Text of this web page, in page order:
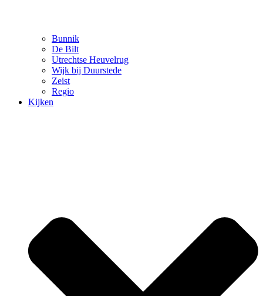
Bunnik
De Bilt
Utrechtse Heuvelrug
Wijk bij Duurstede
Zeist
Regio
Kijken